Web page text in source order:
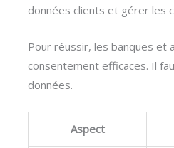
données clients et gérer les
Pour réussir, les banques et
consentement efficaces. Il
données.
Aspect